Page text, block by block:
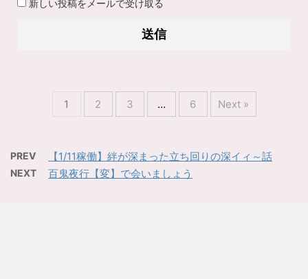
新しい投稿をメールで受け取る
1 2 3 … 6 Next »
PREV 【1/11稼働】絆が深まった立ち回りの深イィ～話
NEXT 百鬼夜行【変】で会いましょう